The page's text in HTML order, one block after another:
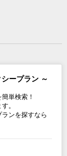
ープラン ～
単検索！
。
ンを探すなら